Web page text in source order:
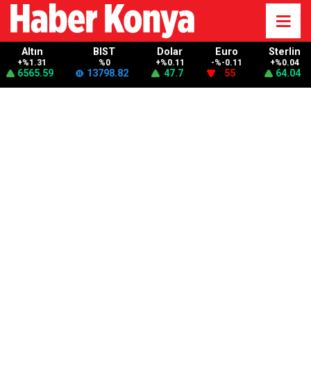
Altın
+%1.31
6565.59
BIST
%0
13798.82
Dolar
+%0.11
47.7
Euro
-%-0.11
55
Sterlin
+%0.04
64.04